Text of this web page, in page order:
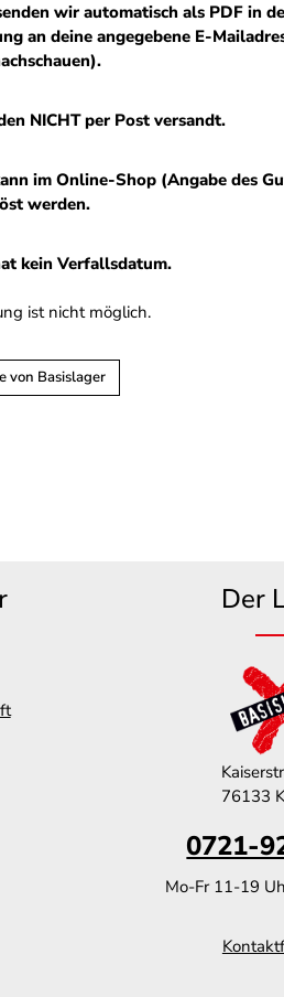
wir automatisch als PDF in
an deine angegebene E-
NICHT per Post versandt.
im Online-Shop (Angabe des
werden.
kein Verfallsdatum.
ist nicht möglich.
von Basislager
Der
76133
0721-
Mo-Fr 11-19